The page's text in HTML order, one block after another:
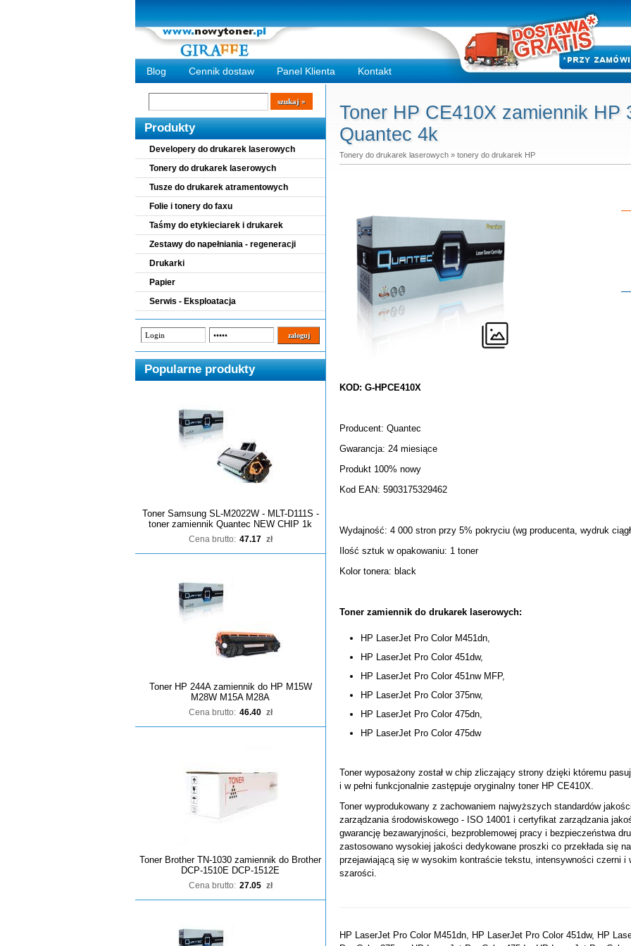
Blog Cennik dostaw Panel Klienta Kontakt
Wyszukiwarka
szukaj
Produkty
Developery do drukarek laserowych
Tonery do drukarek laserowych
Tusze do drukarek atramentowych
Folie i tonery do faxu
Taśmy do etykieciarek i drukarek
Zestawy do napełniania - regeneracji
Drukarki
Papier
Serwis - Eksploatacja
Popularne produkty
Toner Samsung SL-M2022W - MLT-D111S -
toner zamiennik Quantec NEW CHIP 1k
Cena brutto: 47.17 zł
Toner HP 244A zamiennik do HP M15W
M28W M15A M28A
Cena brutto: 46.40 zł
Toner Brother TN-1030 zamiennik do Brother
DCP-1510E DCP-1512E
Cena brutto: 27.05 zł
Toner HP CE410X zamiennik HP
Quantec 4k
Tonery do drukarek laserowych » tonery do drukarek HP
KOD: G-HPCE410X
Producent: Quantec
Gwarancja: 24 miesiące
Produkt 100% nowy
Kod EAN: 5903175329462
Wydajność: 4 000 stron przy 5% pokryciu (wg producenta, wydruk
Ilość sztuk w opakowaniu: 1 toner
Kolor tonera: black
Toner zamiennik do drukarek laserowych:
HP LaserJet Pro Color M451dn,
HP LaserJet Pro Color 451dw,
HP LaserJet Pro Color 451nw MFP,
HP LaserJet Pro Color 375nw,
HP LaserJet Pro Color 475dn,
HP LaserJet Pro Color 475dw
Toner wyposażony został w chip zliczający strony dzięki któremu
i w pełni funkcjonalnie zastępuje oryginalny toner HP CE410X.
Toner wyprodukowany z zachowaniem najwyższych standardów
zarządzania środowiskowego - ISO 14001 i certyfikat zarządzania
gwarancję bezawaryjności, bezproblemowej pracy i bezpieczeństwa
zastosowano wysokiej jakości dedykowane proszki co przekłada się
przejawiającą się w wysokim kontraście tekstu, intensywności czerni i
szarości.
HP LaserJet Pro Color M451dn, HP LaserJet Pro Color 451dw, HP